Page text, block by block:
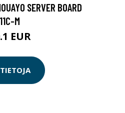
SERVER BOARD
M
EUR